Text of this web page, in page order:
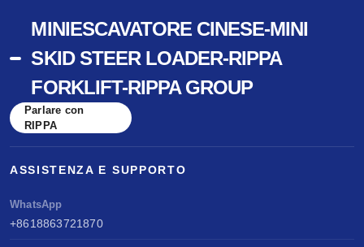
MINIESCAVATORE CINESE-MINI
SKID STEER LOADER-RIPPA
FORKLIFT-RIPPA GROUP
Parlare con
RIPPA
ASSISTENZA E SUPPORTO
WhatsApp
+8618863721870